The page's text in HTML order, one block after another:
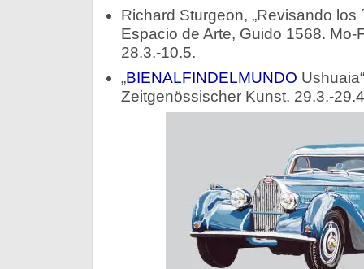
Richard Sturgeon, „Revisando los
Espacio de Arte, Guido 1568. Mo-
28.3.-10.5.
„BIENALFINDELMUNDO
Zeitgenössischer Kunst. 29.3.-